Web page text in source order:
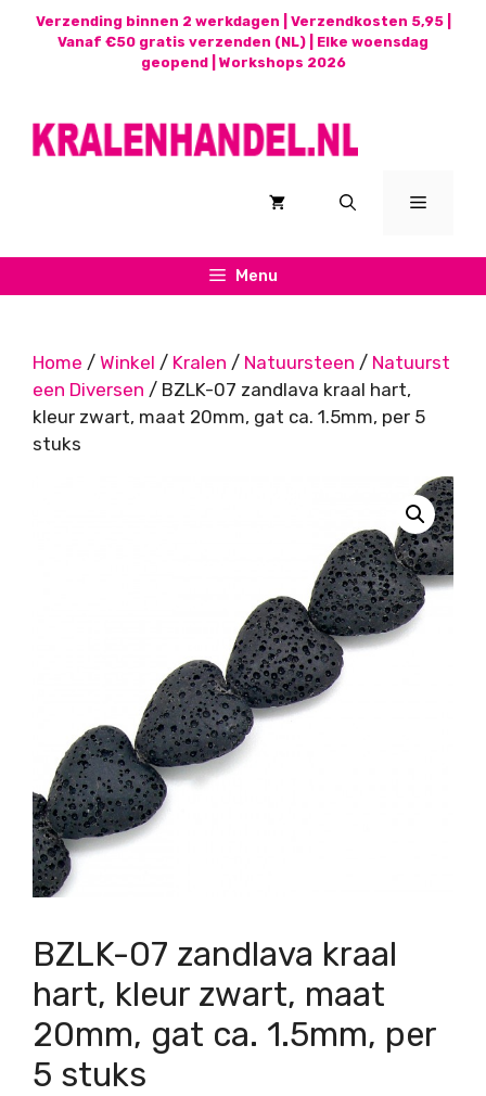
Verzending binnen 2 werkdagen | Verzendkosten 5,95 |
Vanaf €50 gratis verzenden (NL) | Elke woensdag
geopend | Workshops 2026
Menu
Menu
Home / Winkel / Kralen / Natuursteen / Natuurst
een Diversen / BZLK-07 zandlava kraal hart,
kleur zwart, maat 20mm, gat ca. 1.5mm, per 5
stuks
BZLK-07 zandlava kraal
hart, kleur zwart, maat
20mm, gat ca. 1.5mm, per
5 stuks